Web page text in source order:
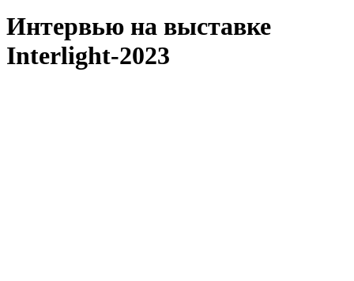
Интервью на выставке
Interlight-2023